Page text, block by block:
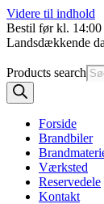
Videre til indhold
Bestil før kl. 14:00
Landsdækkende
Products search
Forside
Brandbiler
Værksted
Reservedele
Kontakt